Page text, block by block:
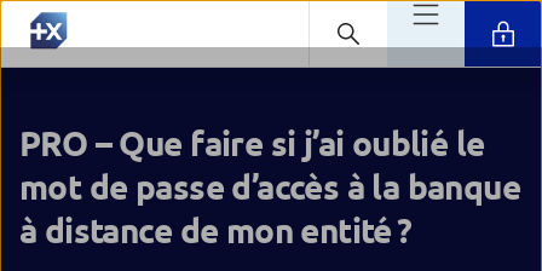
PRO – Que faire si j’ai oublié le
mot de passe d’accès à la banque
à distance de mon entité ?